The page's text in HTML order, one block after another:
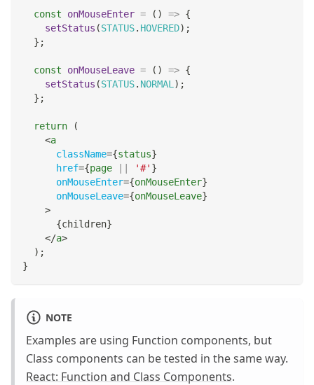
const onMouseEnter = ( ) => {
setStatus (STATUS. HOVERED) ;
} ;
const onMouseLeave = ( ) => {
setStatus (STATUS. NORMAL) ;
} ;
return
(
<a
className={status}
href={page '#' }
onMouseEnter={onMouseEnter}
onMouseLeave={onMouseLeave}
>
{children}
</a>
) ;
}
NOTE
Examples are using Function components, but
Class components can be tested in the same way.
React: Function and Class Components.